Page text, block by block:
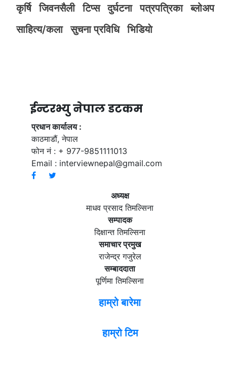
कृर्षि
जिवनसैली टिप्स दुर्घटना पत्रपत्रिका
ब्लोअप
साहित्य/कला
सुचना प्रविधि भिडियाे
ईन्टरभ्यु नेपाल डटकम
प्रधान कार्यालय :
काठमाडौं, नेपाल
फोन नं : + 977-9851111013
Email : interviewnepal@gmail.com
अध्यक्ष
माधव प्रसाद तिमल्सिना
सम्पादक
दिक्षान्त तिमल्सिना
समाचार प्रमुख
राजेन्द्र गजुरेल
सम्बाददाता
पूर्णिमा तिमल्सिना
हाम्रो बारेमा
हाम्रो टिम